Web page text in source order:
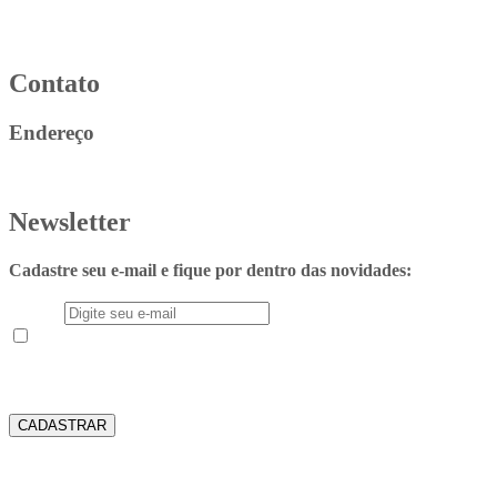
Contato
Endereço
Newsletter
Cadastre seu e-mail e fique por dentro das novidades:
CADASTRAR